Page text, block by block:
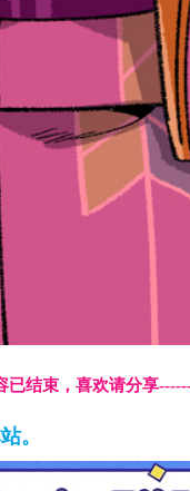
已结束，喜欢请分享
。